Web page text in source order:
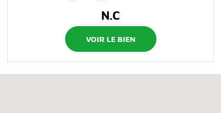
N.C
VOIR LE BIEN